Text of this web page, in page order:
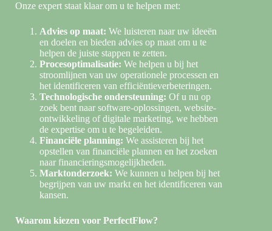
Onze expert staat klaar om u te helpen met:
Advies op maat: We luisteren naar uw ideeën
en doelen en bieden advies op maat om u te
helpen de juiste stappen te zetten.
Procesoptimalisatie: We helpen u bij het
stroomlijnen van uw operationele processen en
het identificeren van efficiëntieverbeteringen.
Technologische ondersteuning: Of u nu op
zoek bent naar software-oplossingen, website-
ontwikkeling of digitale marketing, we hebben
de expertise om u te begeleiden.
Financiële planning: We assisteren bij het
opstellen van financiële plannen en het zoeken
naar financieringsmogelijkheden.
Marktonderzoek: We kunnen u helpen bij het
begrijpen van uw markt en het identificeren van
kansen.
Waarom kiezen voor PerfectFlow?